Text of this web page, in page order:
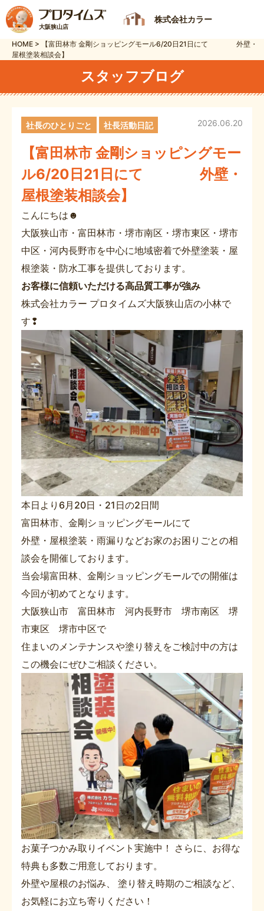
大阪狭山店
株式会社カラー
HOME >
【富田林市 金剛ショッピングモール6/20日21日にて 外壁・
屋根塗装相談会】
スタッフブログ
【富田林市 金剛ショッピングモー
ル6/20日21日にて 外壁・
屋根塗装相談会】
2026.06.20
社長のひとりごと 社長活動日記
こんにちは☻
大阪狭山市・富田林市・堺市南区・堺市東区・堺市
中区・河内長野市を中心に地域密着で外壁塗装・屋
根塗装・防水工事を提供しております。
お客様に信頼いただける高品質工事が強み
株式会社カラー プロタイムズ大阪狭山店の小林で
す❢
本日より6月20日・21日の2日間
富田林市、金剛ショッピングモールにて
外壁・屋根塗装・雨漏りなどお家のお困りごとの相
談会を開催しております。
当会場富田林、金剛ショッピングモールでの開催は
今回が初めてとなります。
大阪狭山市 富田林市 河内長野市 堺市南区 堺
市東区 堺市中区で
住まいのメンテナンスや塗り替えをご検討中の方は
この機会にぜひご相談ください。
お菓子つかみ取りイベント実施中！ さらに、お得な
特典も多数ご用意しております。
外壁や屋根のお悩み、 塗り替え時期のご相談など、
お気軽にお立ち寄りください！